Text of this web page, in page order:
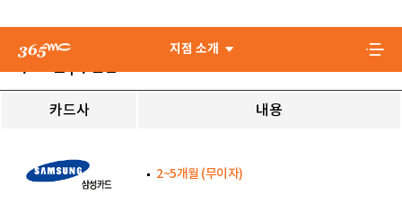
지점 소개
카드사 내용
2~5개월 (무이자)